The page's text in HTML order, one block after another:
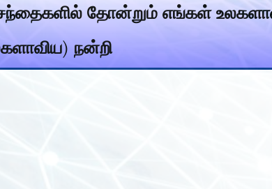
சந்தைகளில் தோன்றும் எங்கள்
நன்றி